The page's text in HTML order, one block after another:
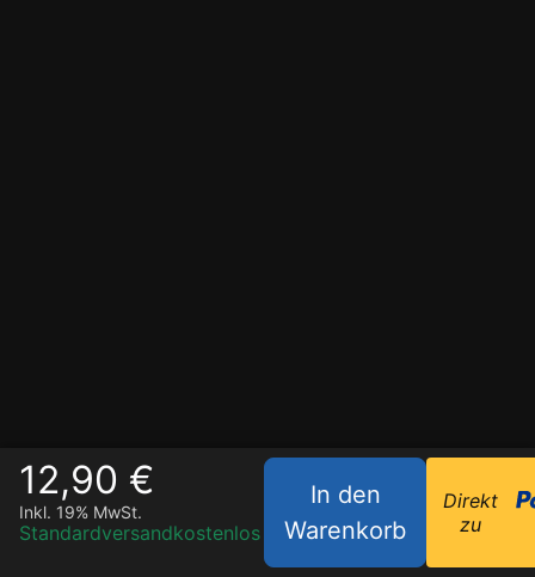
12,90 €
Inkl. 19% MwSt.
Standardversandkostenlos
In den
Warenkorb
Direkt
zu